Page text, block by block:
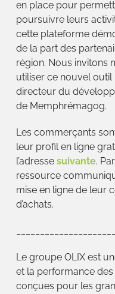
en place pour
poursuivre leurs
cette plateforme
de la part des
région. Nous invitons
utiliser ce nouvel outil
directeur du
de Memphrémagog.
Les commerçants
leur profil en ligne
l’adresse suivante.
ressource
mise en ligne de leur
d’achats.
Le groupe OLIX est
et la performance
conçues pour les